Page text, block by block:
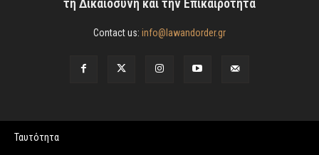
Contact us: info@lawandorder.gr
Ταυτότητα